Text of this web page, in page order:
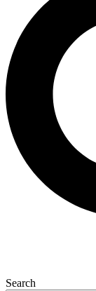
Search